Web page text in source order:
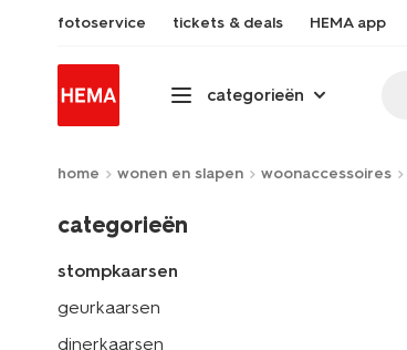
fotoservice tickets & deals HEMA app
categorieën
home wonen en slapen woonaccessoires
categorieën
stompkaarsen
geurkaarsen
dinerkaarsen